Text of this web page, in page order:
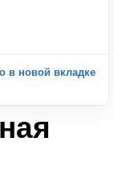
в новой вкладке